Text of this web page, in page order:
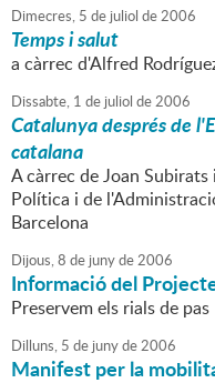
Dimecres, 5 de juliol de2006
Temps i salut
a càrrec d'Alfred
Dissabte, 1 de juliol de2006
Catalunya després de
catalana
A càrrec de Joan
Política i de
Barcelona
Dijous,8 de junyde2006
Informació del
Preservem els rials de pas
Dilluns, 5 de junyde2006
Manifest per la